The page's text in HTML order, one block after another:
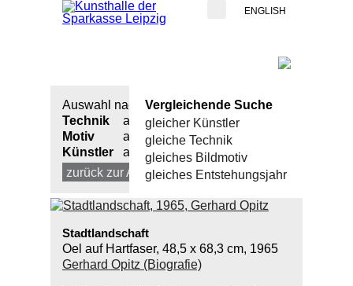
ENGLISH
Auswahl nach:
Technik
alle
Motiv
alle
Künstler
alle
zurück zur Auswahl
neue Suche
Vergleichende Suche
gleicher Künstler
gleiche Technik
gleiches Bildmotiv
gleiches Entstehungsjahr
Stadtlandschaft
Oel auf Hartfaser, 48,5 x 68,3 cm, 1965
Gerhard Opitz (Biografie)